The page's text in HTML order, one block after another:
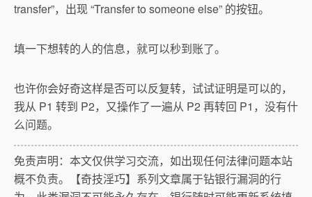
transfer”，出现 “Transfer to someone else” 的按钮。
填一下想转的人的信息，就可以秒到账了。
也许你会好奇这样是否可以反复转，试试证明是可以的，
我从 P1 转到 P2，又操作了一遍从 P2 再转回 P1，没有什
么问题。
免责声明：本文仅供学习交流，如出现任何法律问题本站
概不负责。【奇技淫巧】系列文章属于钻银行漏洞的行